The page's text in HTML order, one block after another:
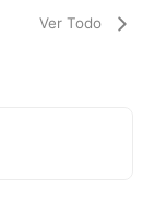
Ver Todo